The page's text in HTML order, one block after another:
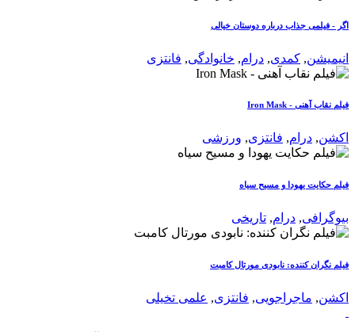
اگر - فیلمی جذاب درباره دوستان خیالی
انیمیشن, کمدی, درام, خانوادگی, فانتزی
فیلم نقاب آهنی - Iron Mask
اکشن, درام, فانتزی, ورزشی
فیلم حکایت یهودا و مسیح سیاه
بیوگرافی, درام, تاریخی
فیلم نگران کننده: نابودی مورتال کامبت
اکشن, ماجراجویی, فانتزی, علمی تخیلی